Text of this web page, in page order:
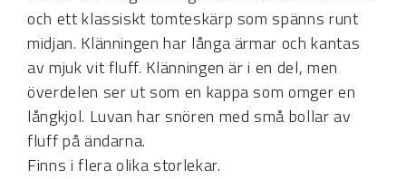
och ett klassiskt tomteskärp som spänns runt
midjan. Klänningen har långa ärmar och kantas
av mjuk vit fluff. Klänningen är i en del, men
överdelen ser ut som en kappa som omger en
långkjol. Luvan har snören med små bollar av
fluff på ändarna.
Finns i flera olika storlekar.